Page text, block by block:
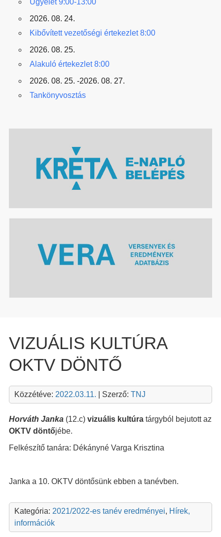
2026. 08. 24.
Kibővített vezetőségi értekezlet 8:00
2026. 08. 25.
Alakuló értekezlet 8:00
2026. 08. 25. -2026. 08. 27.
Tankönyvosztás
VIZUÁLIS KULTÚRA
OKTV DÖNTŐ
Közzétéve: 2022.03.11. | Szerző: TNJ
Horváth Janka(12.c) vizuális kultúratárgyból bejutott az
OKTV döntőjébe.
Felkészítő tanára: Dékányné Varga Krisztina
Janka a 10. OKTV döntősünk ebben a tanévben.
Kategória: 2021/2022-es tanév eredményei, Hírek,
információk